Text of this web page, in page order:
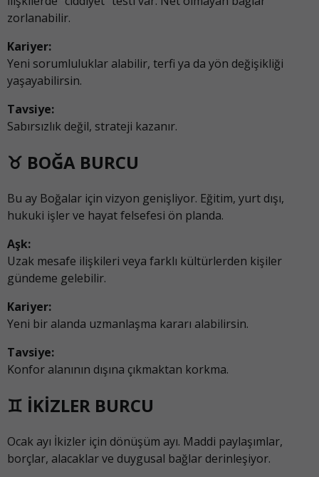
zorlanabilir.
Kariyer:
Yeni sorumluluklar alabilir, terfi ya da yön değişikliği
yaşayabilirsin.
Tavsiye:
Sabırsızlık değil, strateji kazanır.
♉ BOĞA BURCU
Bu ay Boğalar için vizyon genişliyor. Eğitim, yurt dışı,
hukuki işler ve hayat felsefesi ön planda.
Aşk:
Uzak mesafe ilişkileri veya farklı kültürlerden kişiler
gündeme gelebilir.
Kariyer:
Yeni bir alanda uzmanlaşma kararı alabilirsin.
Tavsiye:
Konfor alanının dışına çıkmaktan korkma.
♊ İKİZLER BURCU
Ocak ayı İkizler için dönüşüm ayı. Maddi paylaşımlar,
borçlar, alacaklar ve duygusal bağlar derinleşiyor.